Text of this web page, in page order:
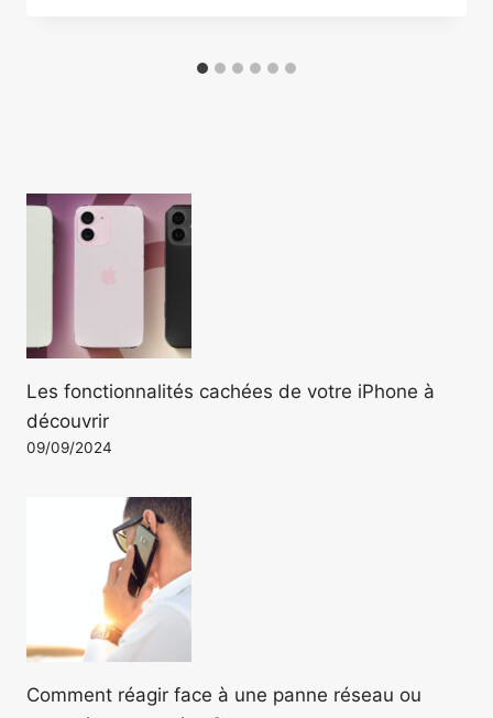
Les fonctionnalités cachées de votre iPhone à
découvrir
09/09/2024
Comment réagir face à une panne réseau ou